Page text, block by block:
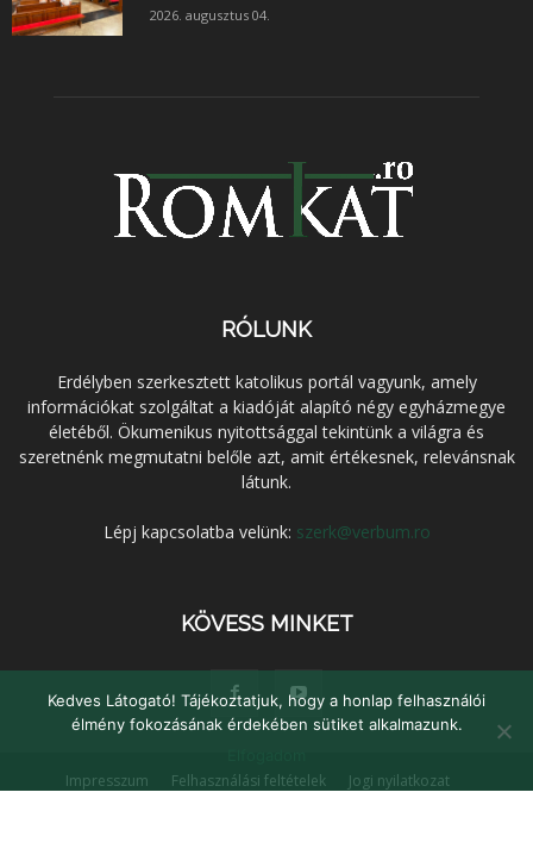
2026. augusztus 04.
RÓLUNK
Erdélyben szerkesztett katolikus portál vagyunk, amely
információkat szolgáltat a kiadóját alapító négy egyházmegye
életéből. Ökumenikus nyitottsággal tekintünk a világra és
szeretnénk megmutatni belőle azt, amit értékesnek, relevánsnak
látunk.
Lépj kapcsolatba velünk: szerk@verbum.ro
KÖVESS MINKET
Impresszum Felhasználási feltételek
Jogi nyilatkozat
Kedves Látogató! Tájékoztatjuk, hogy a honlap felhasználói
élmény fokozásának érdekében sütiket alkalmazunk.